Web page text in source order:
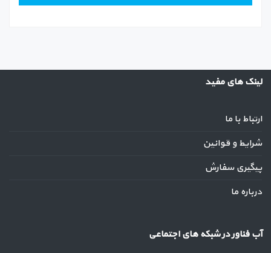
لینک های مفید
ارتباط با ما
شرایط و قوانین
پیگیری سفارش
درباره ما
آب فناور در شبکه های اجتماعی